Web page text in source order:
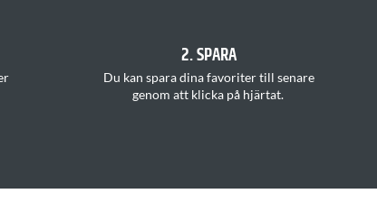
2. SPARA
Du kan spara dina favoritertill senare
genom att klicka på hjärtat.